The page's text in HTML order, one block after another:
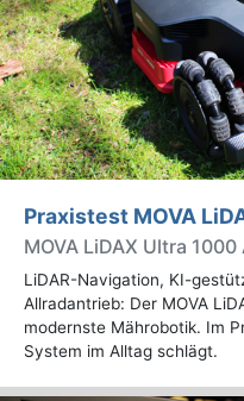
Praxistest MOVA
MOVA LiDAX Ultra 1000
LiDAR-Navigation, KI-
Allradantrieb: Der MOVA
modernste Mährobotik. Im
System im Alltag schlägt.